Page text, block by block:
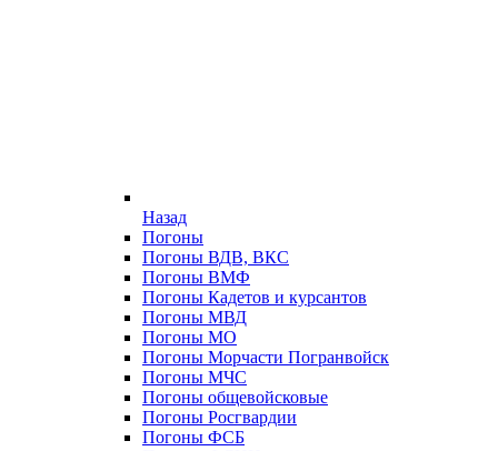
Назад
Погоны
Погоны ВДВ, ВКС
Погоны ВМФ
Погоны Кадетов и курсантов
Погоны МВД
Погоны МО
Погоны Морчасти Погранвойск
Погоны МЧС
Погоны общевойсковые
Погоны Росгвардии
Погоны ФСБ